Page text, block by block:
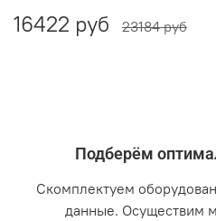
16422 руб 23184 руб
Подберём
Скомплектуем
данные. Осуществим